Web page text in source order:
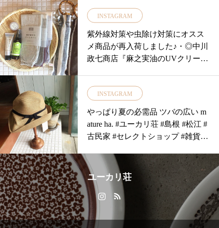
ールは天然素材の風合いや上質な
素材感が魅力の日傘.単なる道具と
しての傘ではなく愛着がわいて生
涯大切にしていただけるようにと
ちの手で一本一本丁寧に作られて
います….お出かけの際はお気に入
りの1本をバッグに入れて日焼け対
策を♡….. ….. ….. ….. ….. …..#島
根#松江#ユーカリ荘#ライフスタイ
ルショップ#セレクトショップ#雑
貨#雑貨屋#折りたたみ傘#シュール
メール#日傘#日焼け#UVケア…..
….. ….. ….. ….. …..
INSTAGRAM
紫外線対策や虫除け対策にオスス
メ商品が再入荷しました♪・◎中川
政七商店『麻之実油のUVクリー
を使用し保存料や防腐剤は不使用
でお肌に安心安全です。・◎中川
政七商店の『アウトドアバーム』
も天然成分100%です。シトロネ
ルの香りで虫からお肌を守りま
す。アルコールフリーで肌の弱い
方にもオススメです。・『アウト
ドアボディスプレー』はオースト
ラリア原産。こちらも天然成分10
0%で、赤ちゃんにも使っていただ
INSTAGRAM
やっぱり夏の必需品 ツバの広い m
ature ha. #ユーカリ荘 #島根 #松江 #
古民家 #セレクトショップ #雑貨 #
ユーカリ荘